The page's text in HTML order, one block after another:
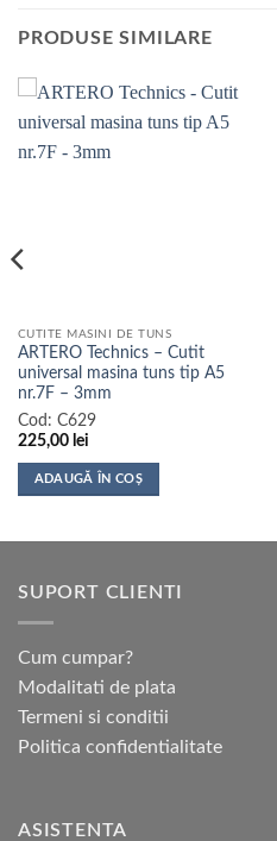
PRODUSE SIMILARE
CUTITE MASINI DE TUNS
ARTERO Technics – Cutit
universal masina tuns tip A5
nr.7F – 3mm
Cod: C629
225,00 lei
ADAUGĂ ÎN COȘ
SUPORT CLIENTI
Cum cumpar?
Modalitati de plata
Termeni si conditii
Politica confidentialitate
ASISTENTA